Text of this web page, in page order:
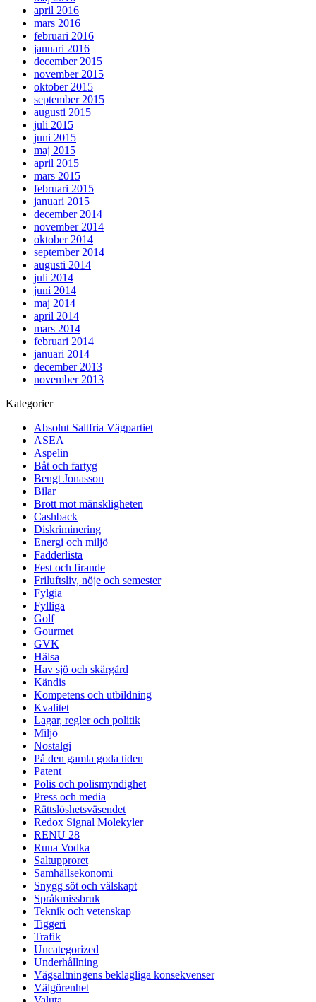
april 2016
mars 2016
februari 2016
januari 2016
december 2015
november 2015
oktober 2015
september 2015
augusti 2015
juli 2015
juni 2015
maj 2015
april 2015
mars 2015
februari 2015
januari 2015
december 2014
november 2014
oktober 2014
september 2014
augusti 2014
juli 2014
juni 2014
maj 2014
april 2014
mars 2014
februari 2014
januari 2014
december 2013
november 2013
Kategorier
Absolut Saltfria Vägpartiet
ASEA
Aspelin
Båt och fartyg
Bengt Jonasson
Bilar
Brott mot mänskligheten
Cashback
Diskriminering
Energi och miljö
Fadderlista
Fest och firande
Friluftsliv, nöje och semester
Fylgia
Fylliga
Golf
Gourmet
GVK
Hälsa
Hav sjö och skärgård
Kändis
Kompetens och utbildning
Kvalitet
Lagar, regler och politik
Miljö
Nostalgi
På den gamla goda tiden
Patent
Polis och polismyndighet
Press och media
Rättslöshetsväsendet
Redox Signal Molekyler
RENU 28
Runa Vodka
Saltupproret
Samhällsekonomi
Snygg söt och välskapt
Språkmissbruk
Teknik och vetenskap
Tiggeri
Trafik
Uncategorized
Underhållning
Vägsaltningens beklagliga konsekvenser
Välgörenhet